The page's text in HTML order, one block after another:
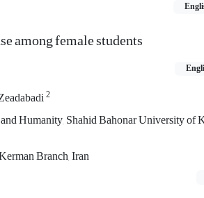
among female students
2
Humanity, Shahid Bahonar University of
Branch, Iran